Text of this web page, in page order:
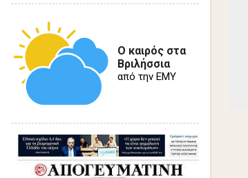
Ο καιρός στα
Βριλήσσια
από την ΕΜΥ